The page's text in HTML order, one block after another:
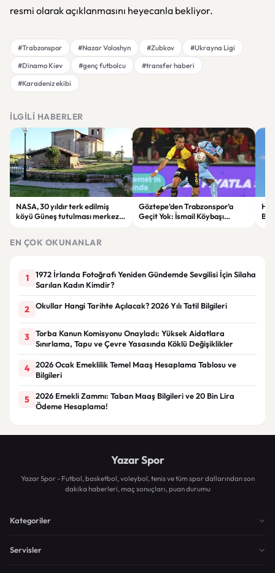
resmi olarak açıklanmasını heyecanla bekliyor.
#Trabzonspor #Nazar Voloshyn #Zubkov
#Ukrayna Ligi
#Dinamo Kiev
#genç futbolcu
#transfer haberi
#Karadeniz ekibi
İLGILI HABERLER
NASA, 30 yıldır terk edilmiş
köyü Güneş tutulması merkezi
Göztepe’den Trabzonspor’a
Geçit Yok: İsmail Köybaşı
EN ÇOK OKUNANLAR
1
1972 İrlanda Fotoğrafı Yeniden Gündemde Sevgilisi İçin Silaha
Sarılan Kadın Kimdir?
2 Okullar Hangi Tarihte Açılacak? 2026 Yılı Tatil Bilgileri
3
Torba Kanun Komisyonu Onayladı: Yüksek Aidatlara
Sınırlama, Tapu ve Çevre Yasasında Köklü Değişiklikler
4
2026 Ocak Emeklilik Temel Maaş Hesaplama Tablosu ve
Bilgileri
5
2026 Emekli Zammı: Taban Maaş Bilgileri ve 20 Bin Lira
Ödeme Hesaplama!
Yazar Spor
Yazar Spor - Futbol, basketbol, voleybol, tenis ve tüm spor dallarından son
dakika haberleri, maç sonuçları, puan durumu
Kategoriler
Servisler